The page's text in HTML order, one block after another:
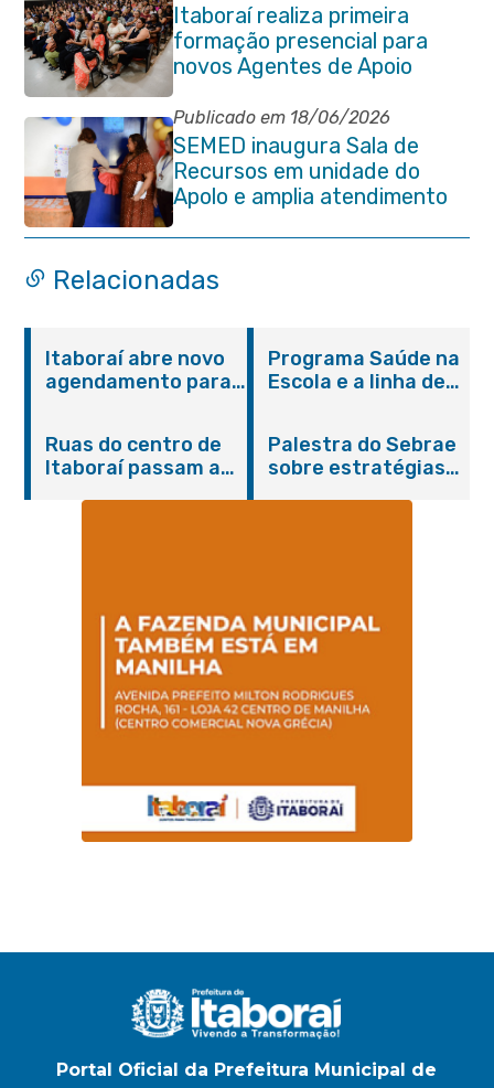
Itaboraí realiza primeira
formação presencial para
novos Agentes de Apoio
Escolar
Publicado em 18/06/2026
SEMED inaugura Sala de
Recursos em unidade do
Apolo e amplia atendimento
especializado na rede
municipal
Relacionadas
Itaboraí abre novo
agendamento para
Programa Saúde na
Escola e a linha de
promovem
conscientização
sobre hanseníase
Ruas do centro de
Itaboraí passam a
Palestra do Sebrae
sobre estratégias
Portal Oficial da Prefeitura Municipal de